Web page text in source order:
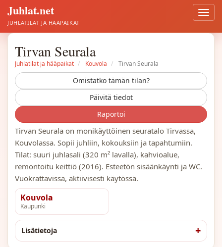
Avaa
Juhlat.net
JUHLATILAT JA HÄÄPAIKAT
Omistatko tämän tilan?
Päivitä tiedot
Raportoi
Tirvan Seurala
Juhlatilat ja hääpaikat Kouvola Tirvan Seurala
Tirvan Seurala on monikäyttöinen seuratalo Tirvassa,
Kouvolassa. Sopii juhliin, kokouksiin ja tapahtumiin.
Tilat: suuri juhlasali (320 m² lavalla), kahvioalue,
remontoitu keittiö (2016). Esteetön sisäänkäynti ja WC.
Vuokrattavissa, aktiivisesti käytössä.
Kouvola
Kaupunki
Lisätietoja